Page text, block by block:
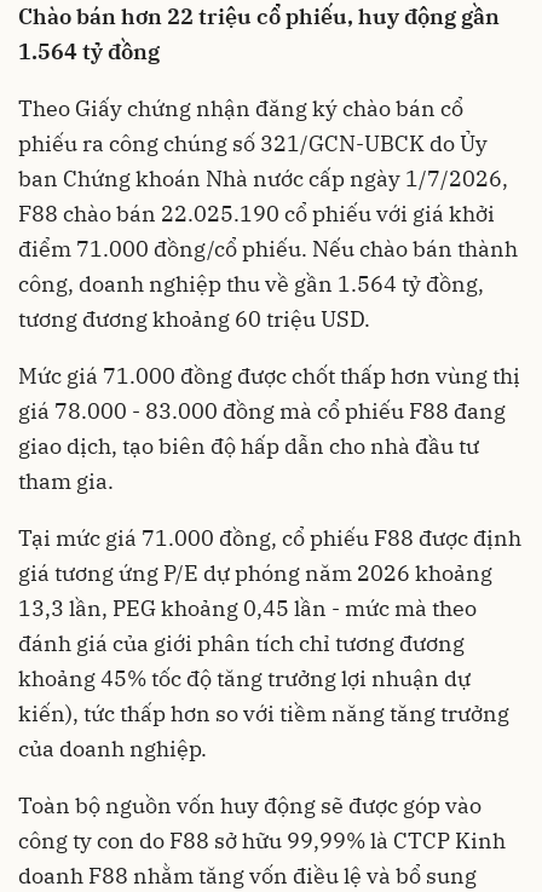
Chào bán hơn 22 triệu cổ phiếu, huy động gần
1.564 tỷ đồng
Theo Giấy chứng nhận đăng ký chào bán cổ
phiếu ra công chúng số 321/GCN-UBCK do Ủy
ban Chứng khoán Nhà nước cấp ngày 1/7/2026,
F88 chào bán 22.025.190 cổ phiếu với giá khởi
điểm 71.000 đồng/cổ phiếu. Nếu chào bán thành
công, doanh nghiệp thu về gần 1.564 tỷ đồng,
tương đương khoảng 60 triệu USD.
Mức giá 71.000 đồng được chốt thấp hơn vùng thị
giá 78.000 - 83.000 đồng mà cổ phiếu F88 đang
giao dịch, tạo biên độ hấp dẫn cho nhà đầu tư
tham gia.
Tại mức giá 71.000 đồng, cổ phiếu F88 được định
giá tương ứng P/E dự phóng năm 2026 khoảng
13,3 lần, PEG khoảng 0,45 lần - mức mà theo
đánh giá của giới phân tích chỉ tương đương
khoảng 45% tốc độ tăng trưởng lợi nhuận dự
kiến), tức thấp hơn so với tiềm năng tăng trưởng
của doanh nghiệp.
Toàn bộ nguồn vốn huy động sẽ được góp vào
công ty con do F88 sở hữu 99,99% là CTCP Kinh
doanh F88 nhằm tăng vốn điều lệ và bổ sung